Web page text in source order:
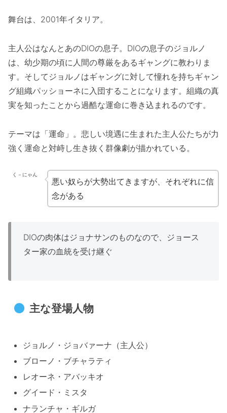
舞台は、2001年イタリア。
主人公はなんとあのDIOの息子。DIOの息子のジョルノ
は、幼少期の頃に人間の尊厳をあるギャングに教わりま
す。そしてジョルノはギャングに対して憧れを持ちギャン
グ組織パッショーネに入団することになります。組織の真
実を知ったことから過酷な運命に巻き込まれるのです。
テーマは「運命」。悲しい境遇に生まれた主人公たちが力
強く運命と対峙し生き抜く群像劇が描かれている。
く－にゃん
悪い奴らが大勢出てきますが、それぞれに信
念がある
DIOの肉体はジョナサンのものなので、ジョース
ター家の血統を受け継ぐ
主な登場人物
ジョルノ・ジョバァーナ（主人公）
ブローノ・ブチャラティ
レオーネ・アバッキオ
グイード・ミスタ
ナランチャ・ギルガ